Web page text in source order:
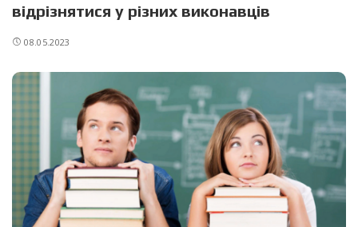
відрізнятися у різних виконавців
08.05.2023